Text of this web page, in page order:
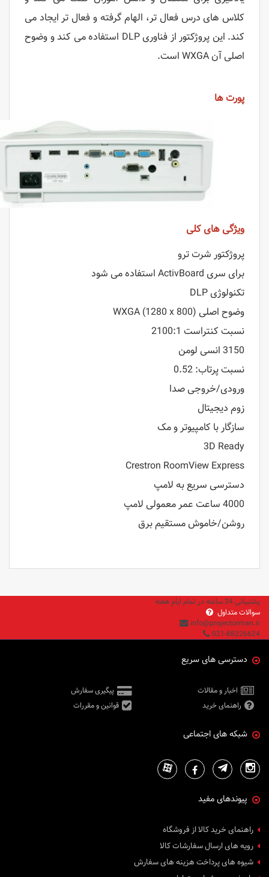
کلاس های درس فعال تر، الهام گرفته و فعال تر ایجاد می
کند. این پروژکتور از فناوری DLP استفاده می کند و وضوح
اصلی آن WXGA است.
پورت ها
ویژگی های کلی
پروژکتور شرت ترو
برای سری ActivBoard استفاده می شود
تکنولوژی DLP
وضوح اصلی WXGA (1280 x 800)
نسبت کنتراست 2100:1
3150 انسی لومن
نسبت پرتاب: 0.52
ورودی/خروجی صدا
زوم دیجیتال
سازگار با کامپیوتر و مک
3D Ready
Crestron RoomView Express
دسترسی سریع به لامپ
4000 ساعت عمر معمولی لامپ
روشن/خاموش مستقیم برق
پشتیبانی 24 ساعته در تمام ایام هفته
سوالات متداول
info@projectorman.ir
021-88226624
دسترسی های سریع
اخبار و مقالات
پیگیری سفارش
راهنمای خرید
قوانین و مقررات
شبکه های اجتماعی
پیوندهای مفید
راهنمای خرید کالا از فروشگاه
رویه های ارسال سفارشات کالا
شیوه های پرداخت هزینه های سفارش